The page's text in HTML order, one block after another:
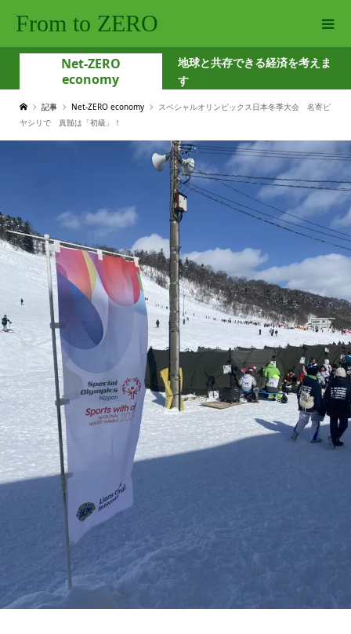
From to ZERO
Net-ZERO
economy
地球と共存できる経済を考えま
す
記事 Net-ZERO economy
スペシャルオリンピックス日本冬季大会 名寄ピ
ヤシリで 真髄は「初級」！